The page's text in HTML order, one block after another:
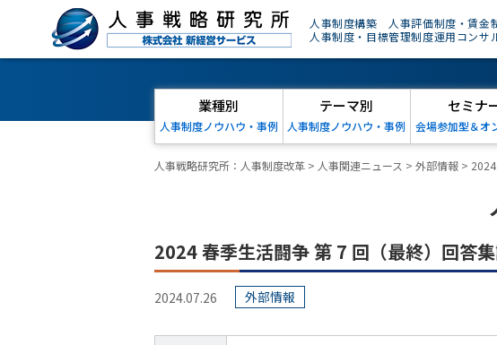
人事制度構築 人事評価制度・賃金
人事制度・目標管理制度運用コンサ
業種別
人事制度ノウハウ・事例
テーマ別
人事制度ノウハウ・事例
セミナ
会場参加型＆オ
人事戦略研究所：人事制度改革 > 人事関連ニュース > 外部情報 >
2024 春季生活闘争 第 7 回（最終）回答
2024.07.26 外部情報